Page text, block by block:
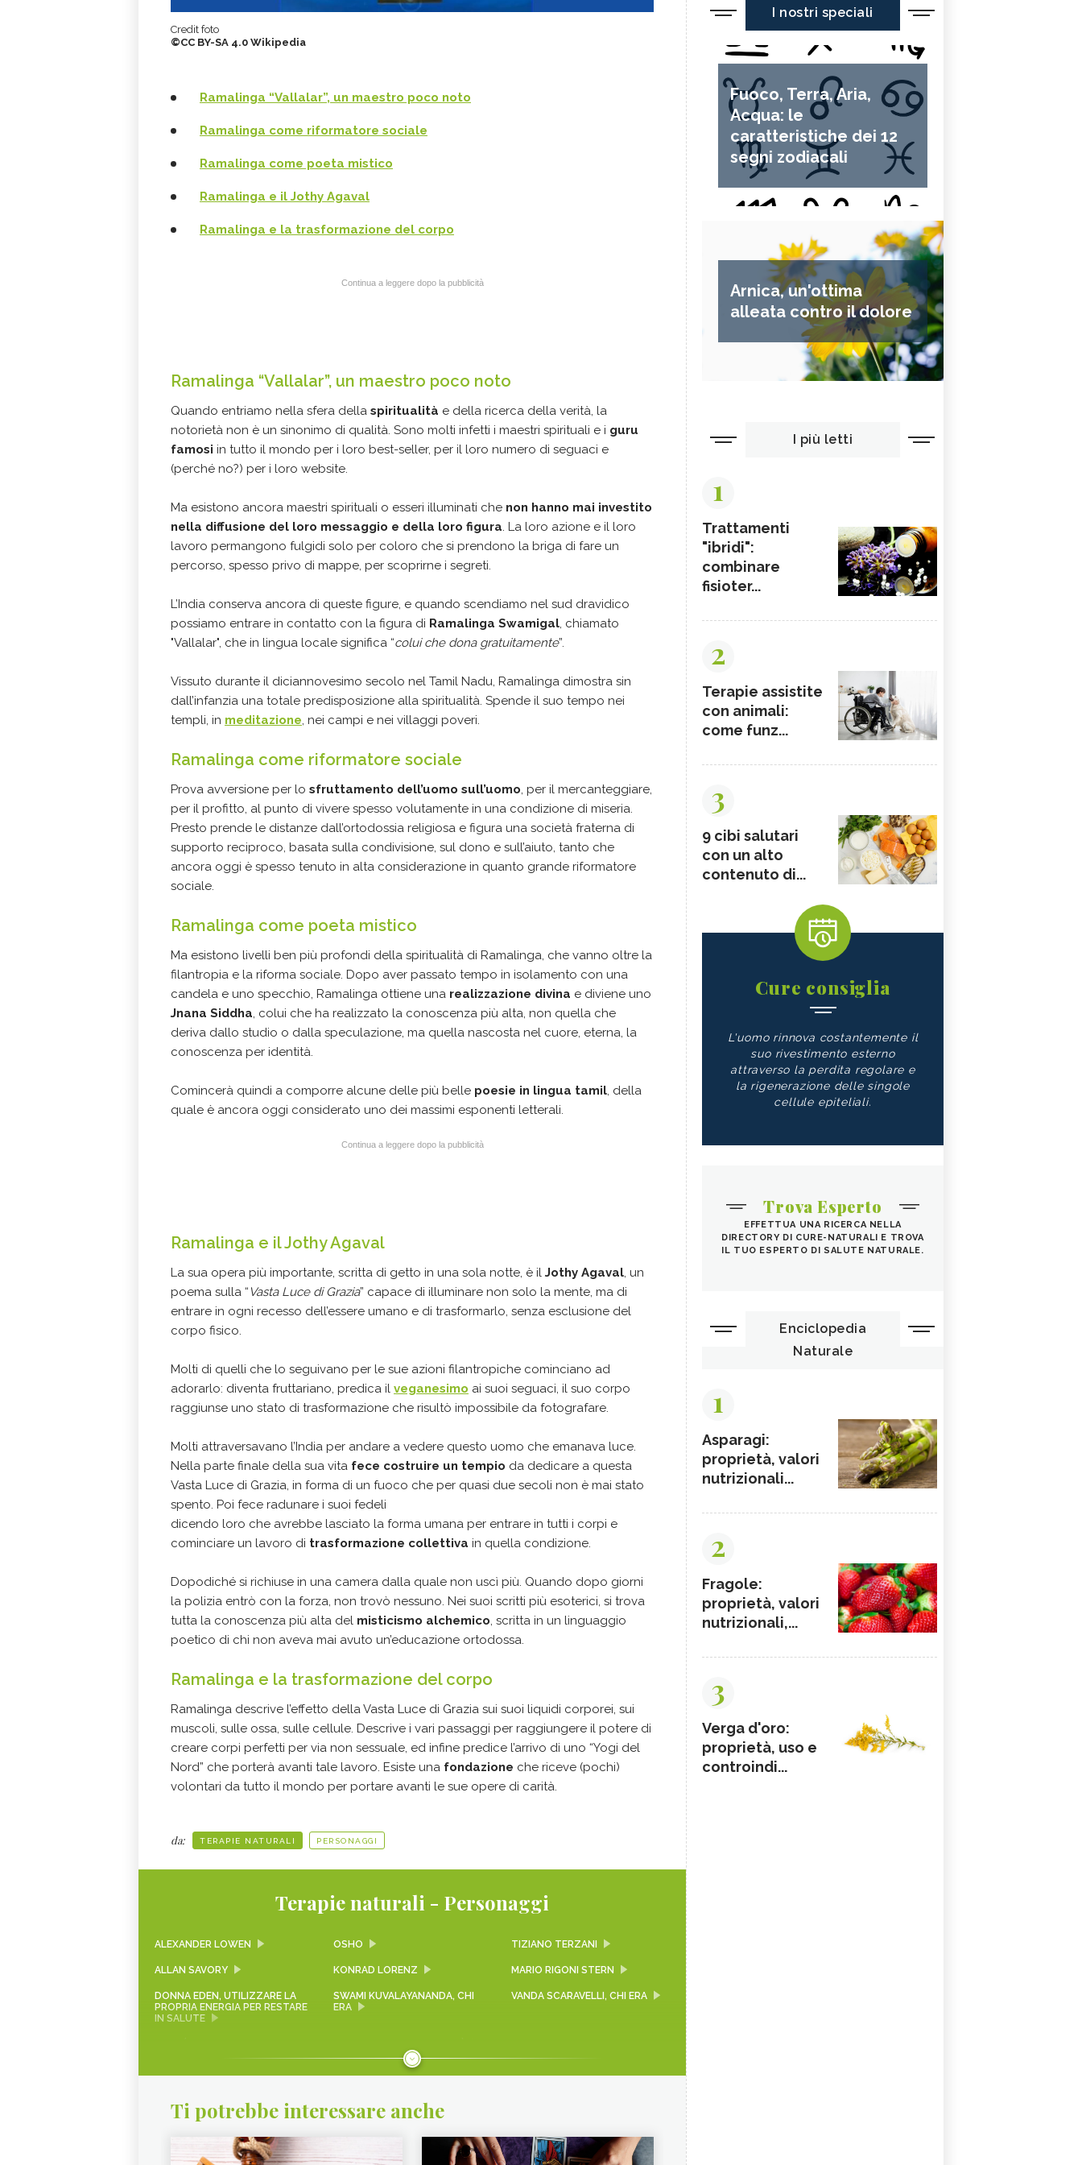
Credit foto
©CC BY-SA 4.0 Wikipedia
Ramalinga “Vallalar”, un maestro poco noto
Ramalinga come riformatore sociale
Ramalinga come poeta mistico
Ramalinga e il Jothy Agaval
Ramalinga e la trasformazione del corpo
Continua a leggere dopo la pubblicità
Ramalinga “Vallalar”, un maestro poco noto
Quando entriamo nella sfera della spiritualità e della ricerca della verità, la
notorietà non è un sinonimo di qualità. Sono molti infetti i maestri spirituali e i guru
famosi in tutto il mondo per i loro best-seller, per il loro numero di seguaci e
(perché no?) per i loro website.
Ma esistono ancora maestri spirituali o esseri illuminati che non hanno mai investito
nella diffusione del loro messaggio e della loro figura. La loro azione e il loro
lavoro permangono fulgidi solo per coloro che si prendono la briga di fare un
percorso, spesso privo di mappe, per scoprirne i segreti.
L’India conserva ancora di queste figure, e quando scendiamo nel sud dravidico
possiamo entrare in contatto con la figura di Ramalinga Swamigal, chiamato
"Vallalar", che in lingua locale significa “colui che dona gratuitamente”.
Vissuto durante il diciannovesimo secolo nel Tamil Nadu, Ramalinga dimostra sin
dall’infanzia una totale predisposizione alla spiritualità. Spende il suo tempo nei
templi, in meditazione, nei campi e nei villaggi poveri.
Ramalinga come riformatore sociale
Prova avversione per lo sfruttamento dell’uomo sull’uomo, per il mercanteggiare,
per il profitto, al punto di vivere spesso volutamente in una condizione di miseria.
Presto prende le distanze dall’ortodossia religiosa e figura una società fraterna di
supporto reciproco, basata sulla condivisione, sul dono e sull’aiuto, tanto che
ancora oggi è spesso tenuto in alta considerazione in quanto grande riformatore
sociale.
Ramalinga come poeta mistico
Ma esistono livelli ben più profondi della spiritualità di Ramalinga, che vanno oltre la
filantropia e la riforma sociale. Dopo aver passato tempo in isolamento con una
candela e uno specchio, Ramalinga ottiene una realizzazione divina e diviene uno
Jnana Siddha, colui che ha realizzato la conoscenza più alta, non quella che
deriva dallo studio o dalla speculazione, ma quella nascosta nel cuore, eterna, la
conoscenza per identità.
Comincerà quindi a comporre alcune delle più belle poesie in lingua tamil, della
quale è ancora oggi considerato uno dei massimi esponenti letterali.
Continua a leggere dopo la pubblicità
Ramalinga e il Jothy Agaval
La sua opera più importante, scritta di getto in una sola notte, è il Jothy Agaval, un
poema sulla “ Vasta Luce di Grazia” capace di illuminare non solo la mente, ma di
entrare in ogni recesso dell’essere umano e di trasformarlo, senza esclusione del
corpo fisico.
Molti di quelli che lo seguivano per le sue azioni filantropiche cominciano ad
adorarlo: diventa fruttariano, predica il veganesimo ai suoi seguaci, il suo corpo
raggiunse uno stato di trasformazione che risultò impossibile da fotografare.
Molti attraversavano l’India per andare a vedere questo uomo che emanava luce.
Nella parte finale della sua vita fece costruire un tempio da dedicare a questa
Vasta Luce di Grazia, in forma di un fuoco che per quasi due secoli non è mai stato
spento. Poi fece radunare i suoi fedeli
dicendo loro che avrebbe lasciato la forma umana per entrare in tutti i corpi e
cominciare un lavoro di trasformazione collettiva in quella condizione.
Dopodiché si richiuse in una camera dalla quale non uscì più. Quando dopo giorni
la polizia entrò con la forza, non trovò nessuno. Nei suoi scritti più esoterici, si trova
tutta la conoscenza più alta del misticismo alchemico, scritta in un linguaggio
poetico di chi non aveva mai avuto un’educazione ortodossa.
Ramalinga e la trasformazione del corpo
Ramalinga descrive l’effetto della Vasta Luce di Grazia sui suoi liquidi corporei, sui
muscoli, sulle ossa, sulle cellule. Descrive i vari passaggi per raggiungere il potere di
creare corpi perfetti per via non sessuale, ed infine predice l’arrivo di uno “Yogi del
Nord” che porterà avanti tale lavoro. Esiste una fondazione che riceve (pochi)
volontari da tutto il mondo per portare avanti le sue opere di carità.
da: TERAPIE NATURALI PERSONAGGI
Terapie naturali - Personaggi
ALEXANDER LOWEN OSHO TIZIANO TERZANI
ALLAN SAVORY KONRAD LORENZ MARIO RIGONI STERN
DONNA EDEN, UTILIZZARE LA
PROPRIA ENERGIA PER RESTARE
IN SALUTE
SWAMI KUVALAYANANDA, CHI
ERA
VANDA SCARAVELLI, CHI ERA
ICONICA PER LE ARTI
Ti potrebbe interessare anche
I nostri speciali
Fuoco, Terra, Aria,
Acqua: le
caratteristiche dei 12
segni zodiacali
Arnica, un'ottima
alleata contro il dolore
I più letti
1
Trattamenti
"ibridi":
combinare
fisioter...
2
Terapie assistite
con animali:
come funz...
3
9 cibi salutari
con un alto
contenuto di...
Cure consiglia
L'uomo rinnova costantemente il
suo rivestimento esterno
attraverso la perdita regolare e
la rigenerazione delle singole
cellule epiteliali.
Trova Esperto
EFFETTUA UNA RICERCA NELLA
DIRECTORY DI CURE-NATURALI E TROVA
IL TUO ESPERTO DI SALUTE NATURALE.
Enciclopedia
Naturale
1
Asparagi:
proprietà, valori
nutrizionali...
2
Fragole:
proprietà, valori
nutrizionali,...
3
Verga d'oro:
proprietà, uso e
controindi...